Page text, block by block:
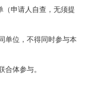
（申请人自查，无须提
单位，不得同时参与本
合体参与。